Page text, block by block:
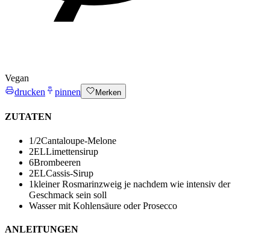
Vegan
drucken
pinnen Merken
ZUTATEN
1/2Cantaloupe-Melone
2ELLimettensirup
6Brombeeren
2ELCassis-Sirup
1kleiner Rosmarinzweig je nachdem wie intensiv der
Geschmack sein soll
Wasser mit Kohlensäure oder Prosecco
ANLEITUNGEN